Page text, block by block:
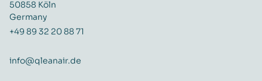
50858 Köln
Germany
+49 89 32 20 88 71
info@qleanair.de